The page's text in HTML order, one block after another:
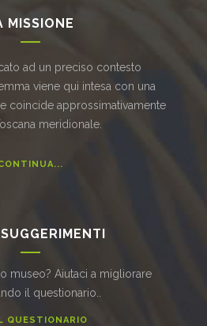
MISSIONE
ad un preciso contesto
viene qui intesa con una
coincide approssimativamente
meridionale.
museo? Aiutaci a migliorare
il questionario..
QUESTIONARIO